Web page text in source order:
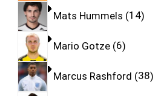
Mats Hummels 14
Mario Gotze 6
Marcus Rashford 38